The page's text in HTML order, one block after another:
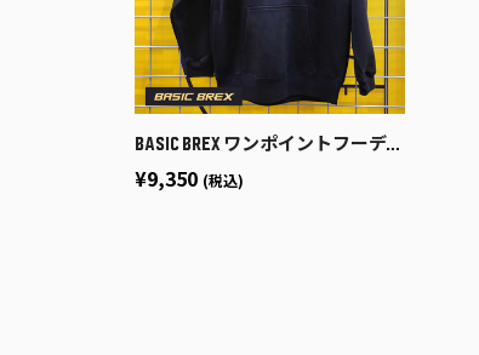
BASIC BREX ワンポイントフーディー（GOLDリフ）
¥9,350 (税込)